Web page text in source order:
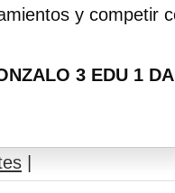
y competir
3 EDU 1